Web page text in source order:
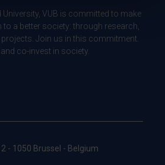
University, VUB is committed to make
a better society: through research,
Join us in this commitment.
co-invest in society.
- 1050 Brussel - Belgium